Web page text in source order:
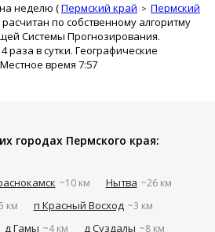
неделю (Пермский край
Пермский
расчитан по собственному алгоритму
Системы Прогнозирования.
раза в сутки. Географические
время 7:57
городах Пермского края:
~10 км Нытва ~26 км
км п Красный Восход ~3 км
д Гамы ~4 км д Суздалы ~8 км